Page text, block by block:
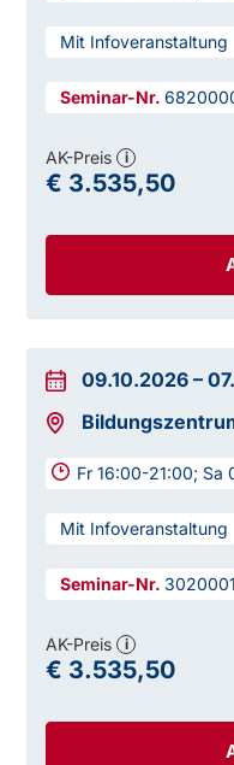
Mit Infoveranstaltung
AK-Preis i
€ 3.535,50
09.10.2026 –
Fr 16:00-21:00; Sa
Mit Infoveranstaltung
AK-Preis i
€ 3.535,50